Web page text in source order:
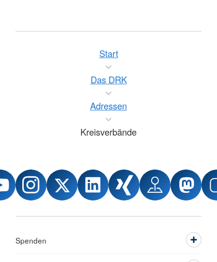
Start
Das DRK
Adressen
Kreisverbände
Spenden